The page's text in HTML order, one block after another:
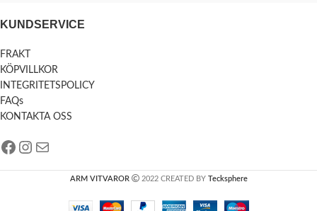
KUNDSERVICE
FRAKT
KÖPVILLKOR
INTEGRITETSPOLICY
FAQs
KONTAKTA OSS
ARM VITVAROR 2022 CREATED BY Tecksphere